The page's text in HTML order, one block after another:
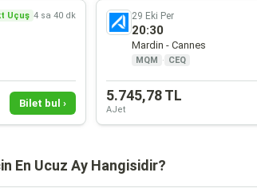
Uçuş 4 sa 40 dk
Bilet bul ›
29 Eki Per
20:30
Mardin - Cannes
MQM · CEQ
5.745,78 TL
AJet
En Ucuz Ay Hangisidir?